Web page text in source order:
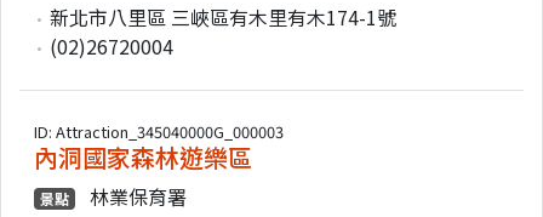
新北市八里區 三峽區有木里有木174-1號
(02)26720004
ID: Attraction_345040000G_000003
內洞國家森林遊樂區
景點
林業保育署